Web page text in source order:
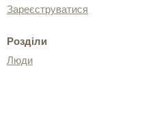
Зареєструватися
Розділи
Люди